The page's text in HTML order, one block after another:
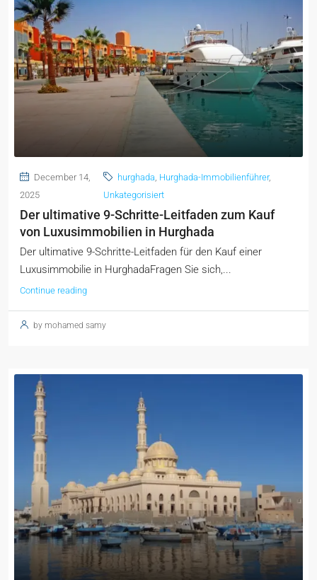
December 14,
2025
hurghada, Hurghada-Immobilienführer,
Unkategorisiert
Der ultimative 9-Schritte-Leitfaden zum Kauf
von Luxusimmobilien in Hurghada
Der ultimative 9-Schritte-Leitfaden für den Kauf einer
Luxusimmobilie in HurghadaFragen Sie sich,...
Continue reading
by mohamed samy